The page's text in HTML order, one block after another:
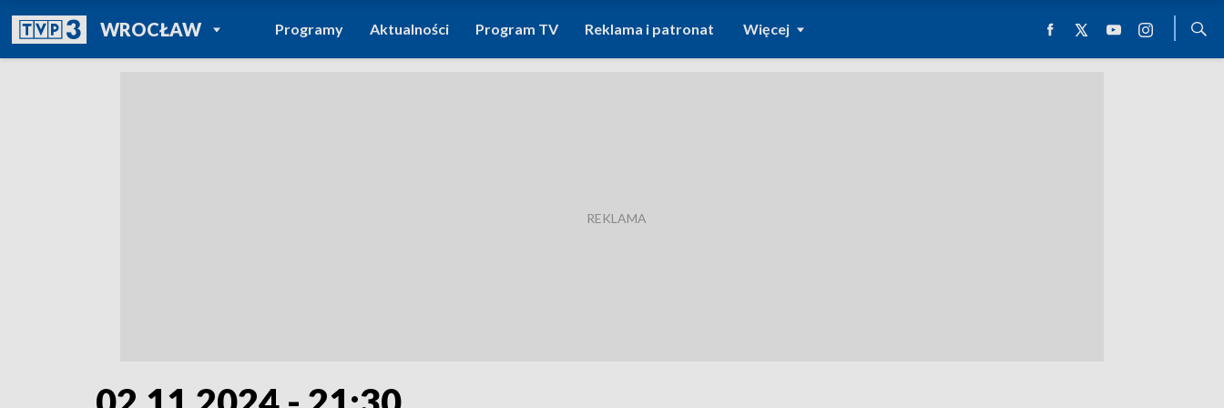
WROCŁAWPOWRÓT DO
TVP REGIONY
Programy Aktualności Program TV Reklama i patronat Więcej